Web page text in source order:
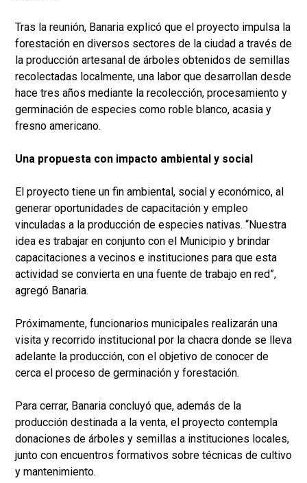
Tras la reunión, Banaria explicó que el proyecto impulsa la
forestación en diversos sectores de la ciudad a través de
la producción artesanal de árboles obtenidos de semillas
recolectadas localmente, una labor que desarrollan desde
hace tres años mediante la recolección, procesamiento y
germinación de especies como roble blanco, acasia y
fresno americano.
Una propuesta con impacto ambiental y social
El proyecto tiene un fin ambiental, social y económico, al
generar oportunidades de capacitación y empleo
vinculadas a la producción de especies nativas. “Nuestra
idea es trabajar en conjunto con el Municipio y brindar
capacitaciones a vecinos e instituciones para que esta
actividad se convierta en una fuente de trabajo en red”,
agregó Banaria.
Próximamente, funcionarios municipales realizarán una
visita y recorrido institucional por la chacra donde se lleva
adelante la producción, con el objetivo de conocer de
cerca el proceso de germinación y forestación.
Para cerrar, Banaria concluyó que, además de la
producción destinada a la venta, el proyecto contempla
donaciones de árboles y semillas a instituciones locales,
junto con encuentros formativos sobre técnicas de cultivo
y mantenimiento.